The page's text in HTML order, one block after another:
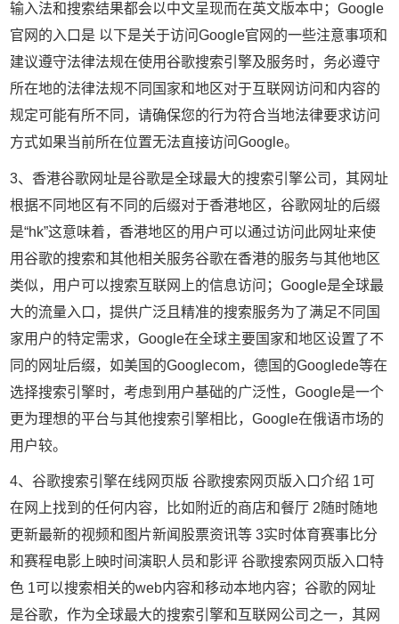
输入法和搜索结果都会以中文呈现而在英文版本中；Google
官网的入口是 以下是关于访问Google官网的一些注意事项和
建议遵守法律法规在使用谷歌搜索引擎及服务时，务必遵守
所在地的法律法规不同国家和地区对于互联网访问和内容的
规定可能有所不同，请确保您的行为符合当地法律要求访问
方式如果当前所在位置无法直接访问Google。
3、香港谷歌网址是谷歌是全球最大的搜索引擎公司，其网址
根据不同地区有不同的后缀对于香港地区，谷歌网址的后缀
是“hk”这意味着，香港地区的用户可以通过访问此网址来使
用谷歌的搜索和其他相关服务谷歌在香港的服务与其他地区
类似，用户可以搜索互联网上的信息访问；Google是全球最
大的流量入口，提供广泛且精准的搜索服务为了满足不同国
家用户的特定需求，Google在全球主要国家和地区设置了不
同的网址后缀，如美国的Googlecom，德国的Googlede等在
选择搜索引擎时，考虑到用户基础的广泛性，Google是一个
更为理想的平台与其他搜索引擎相比，Google在俄语市场的
用户较。
4、谷歌搜索引擎在线网页版 谷歌搜索网页版入口介绍 1可
在网上找到的任何内容，比如附近的商店和餐厅 2随时随地
更新最新的视频和图片新闻股票资讯等 3实时体育赛事比分
和赛程电影上映时间演职人员和影评 谷歌搜索网页版入口特
色 1可以搜索相关的web内容和移动本地内容；谷歌的网址
是谷歌，作为全球最大的搜索引擎和互联网公司之一，其网